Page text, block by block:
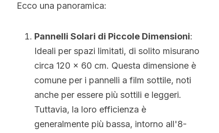
Finlandese
Turco
Olandese
Ucraino
Hindi
Malese
Ecco una panoramica:
Pannelli Solari di Piccole Dimensioni:
Ideali per spazi limitati, di solito misurano
circa 120 x 60 cm. Questa dimensione è
comune per i pannelli a film sottile, noti
anche per essere più sottili e leggeri.
Tuttavia, la loro efficienza è
generalmente più bassa, intorno all'8-